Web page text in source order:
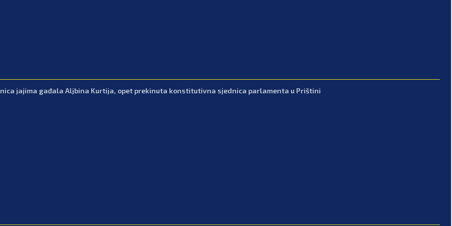
jajima gađala Aljbina Kurtija, opet prekinuta konstitutivna sjednica parlamenta u Prištini